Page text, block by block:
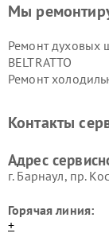
Мы
Ремонт духовых
BELTRATTO
Ремонт
Контакты
Адрес
г. Барнаул, ​пр.
Горячая линия:
+